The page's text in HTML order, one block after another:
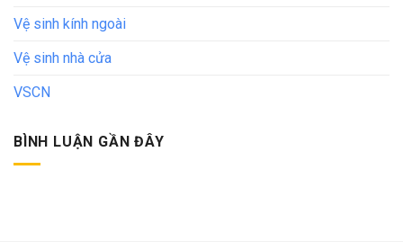
Vệ sinh kính ngoài
Vệ sinh nhà cửa
VSCN
BÌNH LUẬN GẦN ĐÂY